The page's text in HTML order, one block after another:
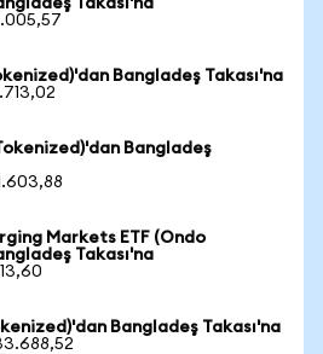
Takası'na
Bangladeş Takası'na
Bangladeş
Markets ETF (Ondo
Takası'na
Bangladeş Takası'na